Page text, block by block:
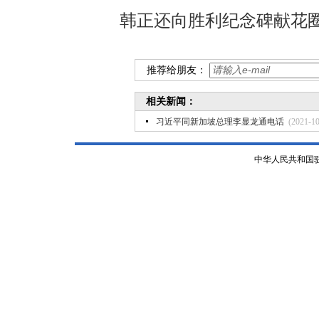
韩正还向胜利纪念碑献花
推荐给朋友：
相关新闻：
习近平同新加坡总理李显龙通电话 (2021-
中华人民共和国